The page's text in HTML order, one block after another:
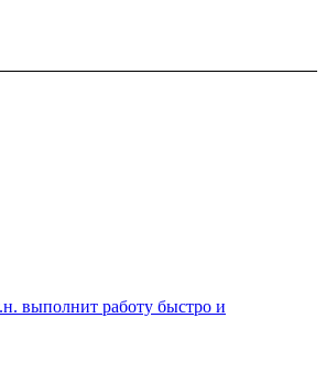
выполнит работу быстро и